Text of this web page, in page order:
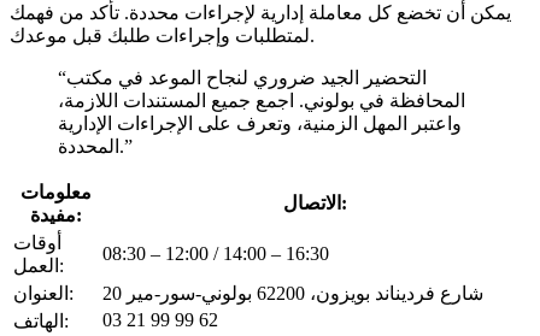
يمكن أن تخضع كل معاملة إدارية لإجراءات محددة. تأكد من فهمك
لمتطلبات وإجراءات طلبك قبل موعدك.
“التحضير الجيد ضروري لنجاح الموعد في مكتب
المحافظة في بولوني. اجمع جميع المستندات اللازمة،
واعتبر المهل الزمنية، وتعرف على الإجراءات الإدارية
المحددة.”
معلومات
مفيدة:
الاتصال:
أوقات
العمل:
08:30 – 12:00 / 14:00 – 16:30
العنوان:
20 شارع فرديناند بويزون، 62200 بولوني-سور-مير
الهاتف:
03 21 99 99 62